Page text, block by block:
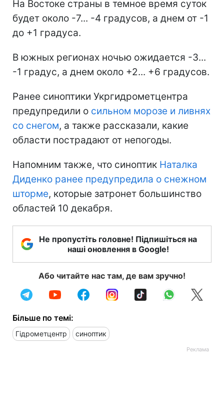
На Востоке страны в темное время суток
будет около -7... -4 градусов, а днем от -1
до +1 градуса.
В южных регионах ночью ожидается -3...
-1 градус, а днем около +2... +6 градусов.
Ранее синоптики Укргидрометцентра
предупредили о сильном морозе и ливнях
со снегом, а также рассказали, какие
области пострадают от непогоды.
Напомним также, что синоптик Наталка
Диденко ранее предупредила о снежном
шторме, которые затронет большинство
областей 10 декабря.
Не пропустіть головне! Підпишіться на
наші оновлення в Google!
Або читайте нас там, де вам зручно!
Більше по темі:
Гідрометцентр синоптик